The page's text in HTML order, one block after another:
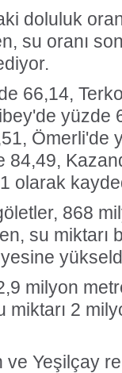
doluluk
su oranı son
66,14,
yüzde
Ömerli'de
84,49,
olarak
868
su miktarı
milyon
miktarı 2
Yeşilçay